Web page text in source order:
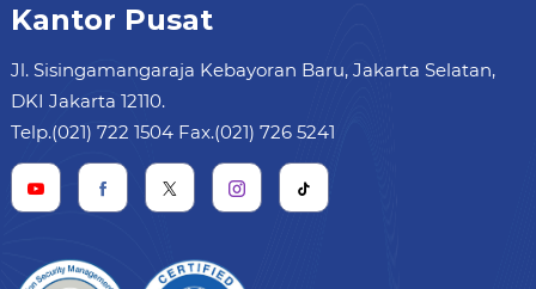
Kantor Pusat
Jl. Sisingamangaraja Kebayoran Baru, Jakarta Selatan,
DKI Jakarta 12110.
Telp.(021) 722 1504 Fax.(021) 726 5241